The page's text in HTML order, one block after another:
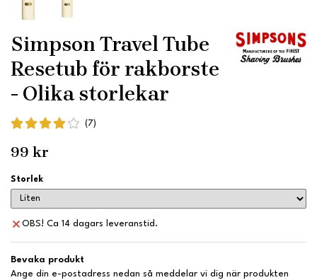
Simpson Travel Tube
Resetub för rakborste
- Olika storlekar
(7)
99 kr
Storlek
OBS! Ca 14 dagars leveranstid.
Bevaka produkt
Ange din e-postadress nedan så meddelar vi dig när produkten